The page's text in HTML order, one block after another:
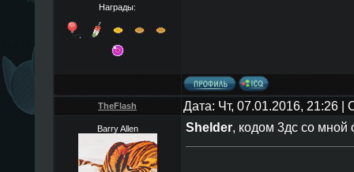
Награды:
TheFlаsh Дата: Чт, 07.01.2016, 21:26
Barry Allen Shelder, кодом 3дс со мной